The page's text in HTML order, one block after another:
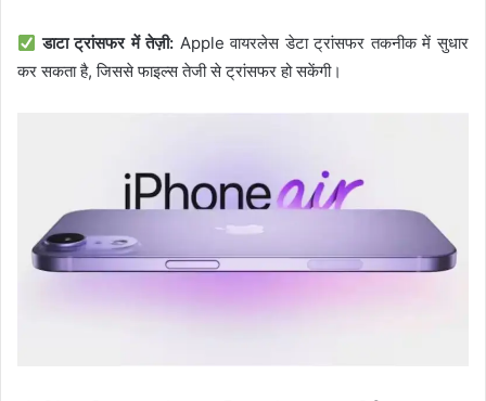
डाटा ट्रांसफर में तेज़ी: Apple वायरलेस डेटा ट्रांसफर तकनीक में सुधार
कर सकता है, जिससे फाइल्स तेजी से ट्रांसफर हो सकेंगी।